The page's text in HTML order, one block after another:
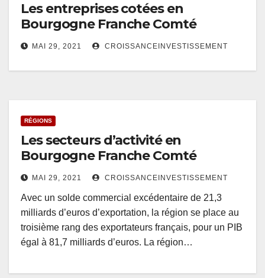
Les entreprises cotées en
Bourgogne Franche Comté
MAI 29, 2021 CROISSANCEINVESTISSEMENT
RÉGIONS
Les secteurs d’activité en
Bourgogne Franche Comté
MAI 29, 2021 CROISSANCEINVESTISSEMENT
Avec un solde commercial excédentaire de 21,3
milliards d’euros d’exportation, la région se place au
troisième rang des exportateurs français, pour un PIB
égal à 81,7 milliards d’euros. La région…